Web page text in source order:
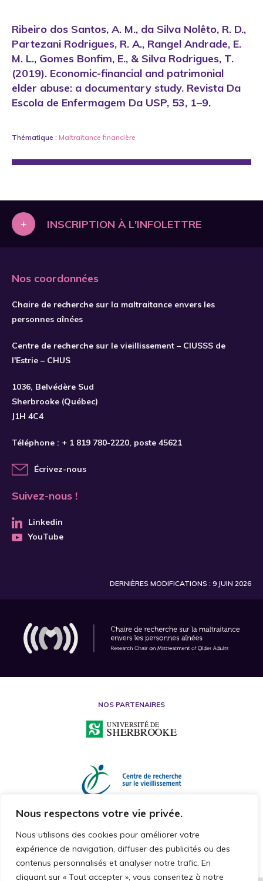
Nous respectons votre vie privée.
Nous utilisons des cookies pour améliorer votre
expérience de navigation, diffuser des publicités ou des
contenus personnalisés et analyser notre trafic. En
cliquant sur « Tout accepter », vous consentez à notre
Ribeiro dos Santos, A. M., da Silva Nolêto, R. D.,
Partezani Rodrigues, R. A., Rangel Andrade, E.
M. L., Gomes Bonfim, E., & Silva Rodrigues, T.
(2019). Economic-financial and patrimonial
elder abuse: a documentary study. Revista Da
Escola de Enfermagem Da USP, 53, 1–9.
Thématique : Maltraitance financière
+ INSCRIPTION À L'INFOLETTRE
Nos coordonnées
Chaire de recherche sur la maltraitance envers les
personnes aînées
Centre de recherche sur le vieillissement – CIUSSS de
l'Estrie – CHUS
1036, Belvédère Sud
Sherbrooke (Québec)
J1H 4C4
Téléphone : + 1 819 780-2220, poste 45621
Écrivez-nous
Suivez-nous !
Linkedin
YouTube
DERNIÈRES MODIFICATIONS : 9 JUIN 2026
NOS PARTENAIRES